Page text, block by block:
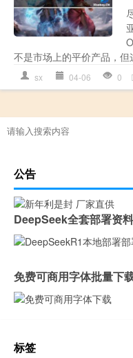
不是市场上的平价产品，
sx 04-06 0
公告
DeepSeek全套部署资
免费可商用字体批量下
标签